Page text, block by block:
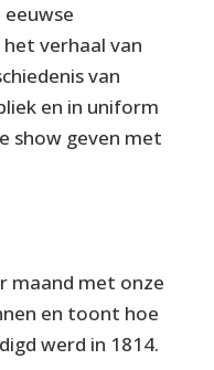
verhaal van
van
en in uniform
show geven met
maand met onze
en toont hoe
werd in 1814.